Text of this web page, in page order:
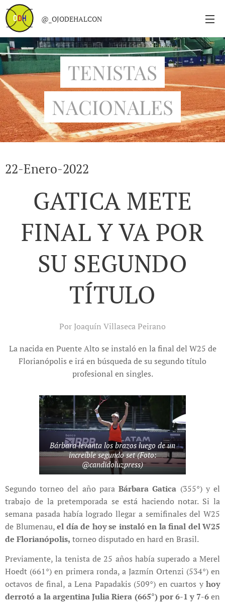
@_OJODEHALCON
TENISTAS
NACIONALES
22-Enero-2022
GATICA METE
FINAL Y VA POR
SU SEGUNDO
TÍTULO
Por Joaquín Villaseca Peirano
La nacida en Puente Alto se instaló en la final del W25 de
Florianópolis e irá en búsqueda de su segundo título
profesional en singles.
Bárbara levanta los brazos luego de un
increíble segundo set (Foto:
@candidoluzpress)
Segundo torneo del año paraBárbara Gatica (355°) y el
trabajo de la pretemporada se está haciendo notar. Si la
semana pasada había logrado llegar a semifinales del W25
de Blumenau,el día de hoy se instaló en la final del W25
de Florianópolis, torneo disputado en hard en Brasil.
Previamente, la tenista de 25 años había superado a Merel
Hoedt (661°) en primera ronda, a Jazmín Ortenzi (534°) en
octavos de final, a Lena Papadakis (509°) en cuartos y hoy
derrotó a la argentina Julia Riera (665°) por 6-1 y 7-6en